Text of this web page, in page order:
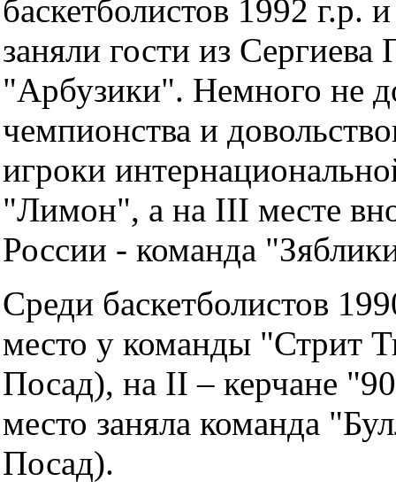
баскетболистов 1992 г.р.
заняли гости из Сергиева
"Арбузики". Немного не
чемпионства и
игроки
"Лимон", а на III месте
России - команда
Среди баскетболистов
место у команды "Стрит
Посад), на II – керчане
место заняла команда
Посад).